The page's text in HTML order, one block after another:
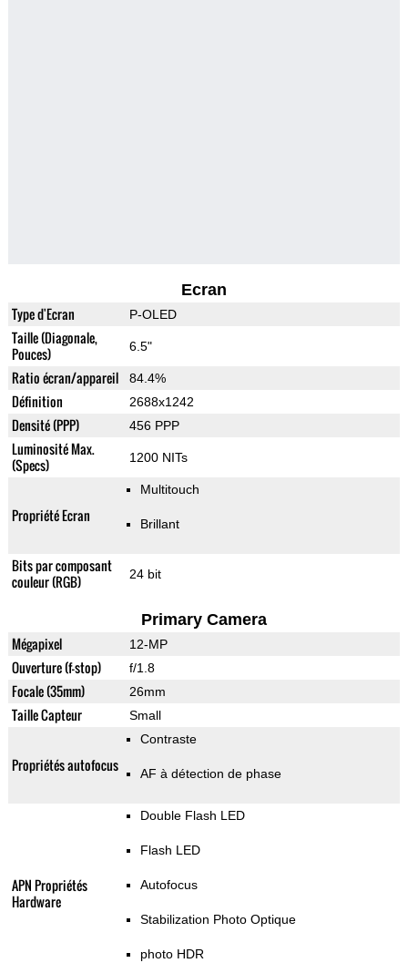
Ecran
Type d'Ecran P-OLED
Taille (Diagonale,
Pouces)
6.5"
Ratio écran/appareil 84.4%
Définition 2688x1242
Densité (PPP) 456 PPP
Luminosité Max.
(Specs)
1200 NITs
Propriété Ecran
Multitouch
Brillant
Bits par composant
couleur (RGB)
24 bit
Primary Camera
Mégapixel 12-MP
Ouverture (f-stop) f/1.8
Focale (35mm) 26mm
Taille Capteur Small
Propriétés autofocus
Contraste
AF à détection de phase
APN Propriétés
Hardware
Double Flash LED
Flash LED
Autofocus
Stabilization Photo Optique
photo HDR